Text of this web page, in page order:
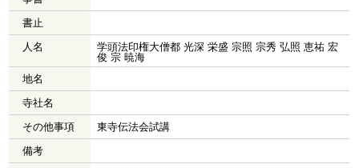
書止
人名
学頭法印権大僧都 光深 栄盛 宗照 宗秀 弘照 恵祐 宏
俊 宗 暁海
地名
寺社名
その他事項
東寺伝法会試講
備考